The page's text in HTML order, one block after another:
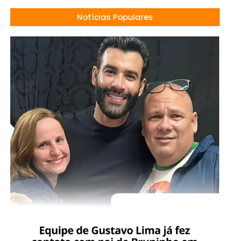
Notícias Populares